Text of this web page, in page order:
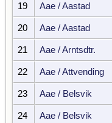
19 Aae / Aastad
20 Aae / Aastad
21 Aae / Arntsdtr.
22 Aae / Attvending
23 Aae / Belsvik
24 Aae / Belsvik